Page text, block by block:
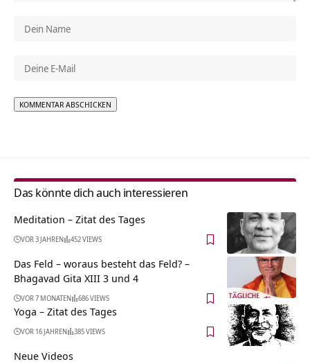
Das könnte dich auch interessieren
Meditation – Zitat des Tages
VOR 3 JAHREN 452 VIEWS
Das Feld – woraus besteht das Feld? –
Bhagavad Gita XIII 3 und 4
VOR 7 MONATEN 686 VIEWS
Yoga – Zitat des Tages
VOR 16 JAHREN 385 VIEWS
Neue Videos